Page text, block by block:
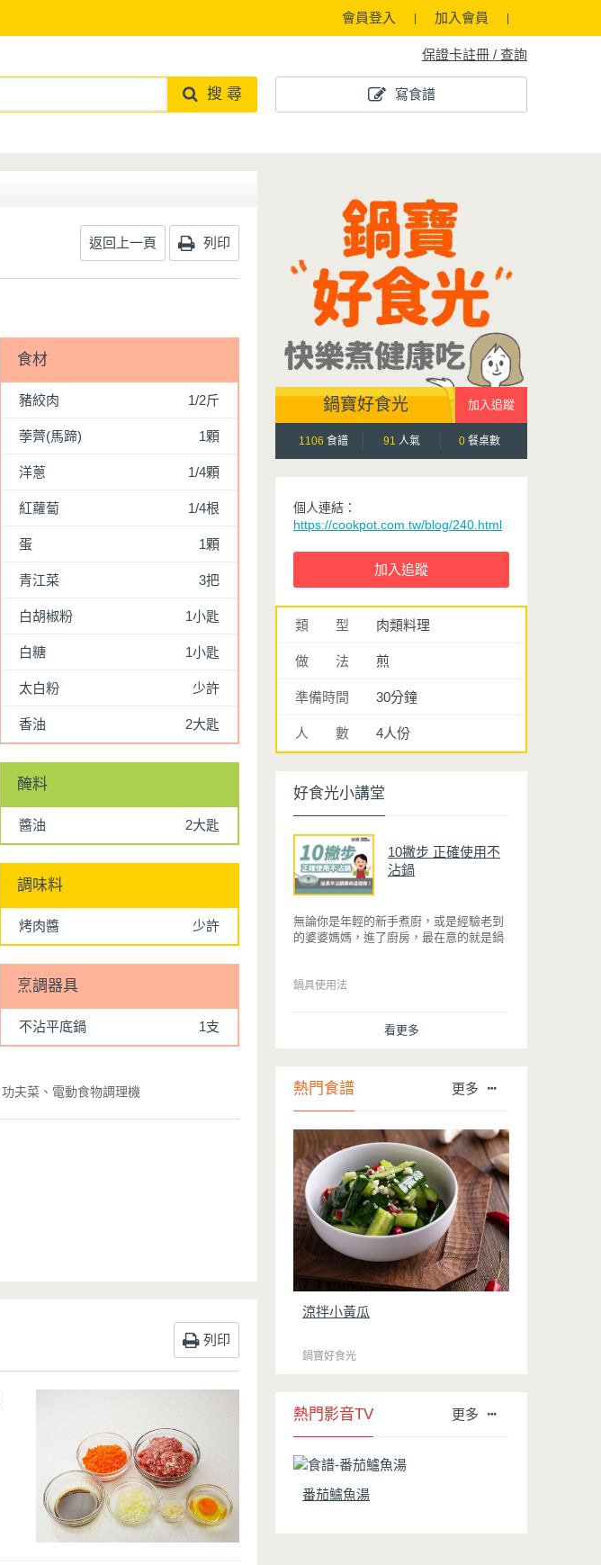
會員登入 加入會員
保證卡註冊 / 查詢
寫食譜
搜 尋
返回上一頁 列印
食材
豬絞肉 1/2斤
荸薺(馬蹄) 1顆
洋蔥 1/4顆
紅蘿蔔 1/4根
蛋 1顆
青江菜 3把
白胡椒粉 1小匙
白糖 1小匙
太白粉 少許
香油 2大匙
醃料
醬油 2大匙
調味料
烤肉醬 少許
烹調器具
不沾平底鍋 1支
功夫菜 電動食物調理機
列印
鍋寶好食光
1106 食譜 91 人氣 0 餐桌數
個人連結：
https://cookpot.com.tw/blog/240.html
類 型 肉類料理
做 法 煎
準備時間 30分鐘
人 數 4人份
好食光小講堂
10撇步 正確使用不
沾鍋
無論你是年輕的新手煮廚，或是經驗老到
的婆婆媽媽，進了廚房，最在意的就是鍋
的問題後，就深受普羅大眾的喜愛，而鍋
金鑽不沾系列的鍋具，更年年穩居銷售排
您！
鍋具使用法
看更多
熱門食譜 更多
涼拌小黃瓜
鍋寶好食光
熱門影音TV 更多
番茄鱸魚湯